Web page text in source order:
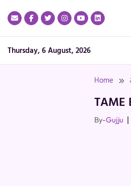
Thursday, 6 August, 2026
Home
TAME
By-Gujju